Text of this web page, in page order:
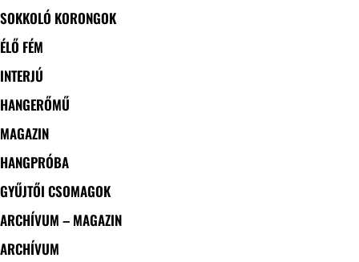
SOKKOLÓ KORONGOK
ÉLŐ FÉM
INTERJÚ
HANGERŐMŰ
MAGAZIN
HANGPRÓBA
GYŰJTŐI CSOMAGOK
ARCHÍVUM – MAGAZIN
ARCHÍVUM